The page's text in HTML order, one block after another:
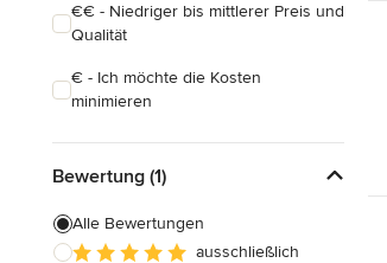
€€ - Niedriger bis mittlerer Preis und
Qualität
€ - Ich möchte die Kosten
minimieren
Bewertung (1)
Alle Bewertungen
ausschließlich